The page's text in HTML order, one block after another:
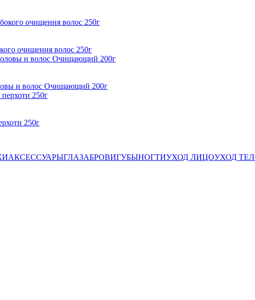
очищения волос 250г
и волос Очищающий 200г
250г
АКСЕССУАРЫГЛАЗАБРОВИГУБЫНОГТИУХОД ЛИЦОУХОД